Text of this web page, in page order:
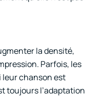
la densité,
Parfois, les
leur chanson est
toujours l’adaptation